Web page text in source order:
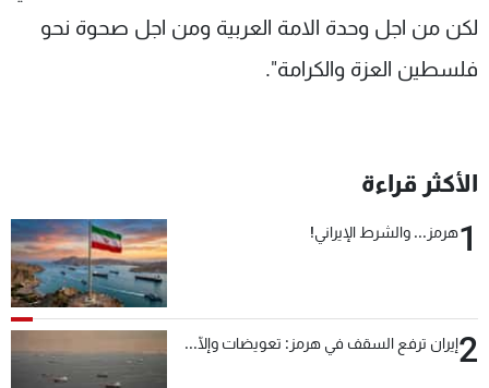
لكن من اجل وحدة الامة العربية ومن اجل صحوة نحو
فلسطين العزة والكرامة".
الأكثر قراءة
1هرمز... والشرط الإيراني!
2إيران ترفع السقف في هرمز: تعويضات وإلّا...